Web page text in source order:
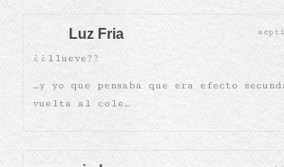
Luz Fria
¿¿llueve??
…y yo que pensaba que era efecto
vuelta al cole…